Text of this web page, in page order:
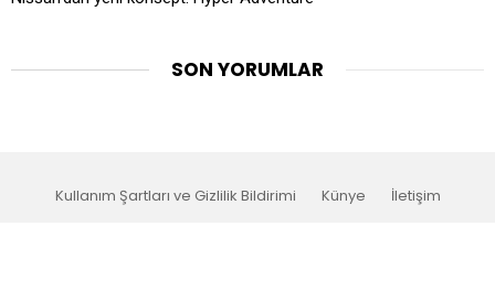
SON YORUMLAR
Kullanım Şartları ve Gizlilik Bildirimi Künye İletişim